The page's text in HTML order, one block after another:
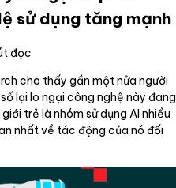
sử dụng tăng mạnh
đọc
cho thấy gần một nửa người
lại lo ngại công nghệ này đang
trẻ là nhóm sử dụng AI nhiều
nhất về tác động của nó đối